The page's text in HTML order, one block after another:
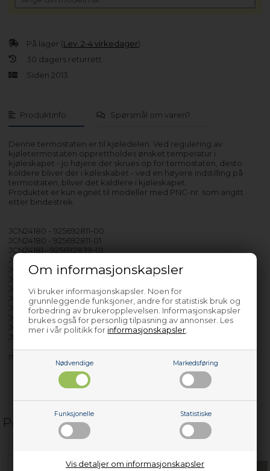
Om informasjonskapsler
Vi bruker informasjonskapsler. Noen for
grunnleggende funksjoner, andre for statistisk bruk og
forbedring av brukeropplevelsen. Informasjonskapsler
brukes også for personlig tilpasning av annonser. Les
mer i vår politikk for informasjonskapsler
Nødvendige Markedsføring
Funksjonelle Statistiske
Vis detaljer om informasjonskapsler
Produktinfo Spørsmål om varen?
Denne termostaten er til kjøledelen. Ved regulering av
kjøletermostaten opprettholdes ønsket temperatur i
kjøleskapet - jo højere der skrues op for termostaten, desto
koldere bliver der i køleskabet - ved en høyere indstilling på
termostaten, bliver det kaldlere i kjøleskapet.
Produktet er kun egnet til modeller med PNC-nr. som angitt
etter bindestrek.
JCN24180 - 925692811-00
JCN24180 - 925692811-01
JCN24181 - 925692839-01
JCN24181 - 925692839-02
JCN24181 - 925692839-03
JCN44180 - 925692810-00
JCN44180 - 925692810-01
JCN44181 - 925692838-00
JCN44181 - 925692838-01
JCN44181 - 925692838-02
JCN44181 - 925692838-03
JKG7499 - 925692782-00
med flere…
På lager (Lev. 2-4 virkedager).
30 dagers returrett
Siden 2013
Populære relaterte produkter